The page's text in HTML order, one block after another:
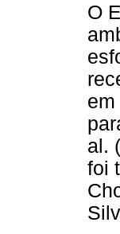
O
al.
foi